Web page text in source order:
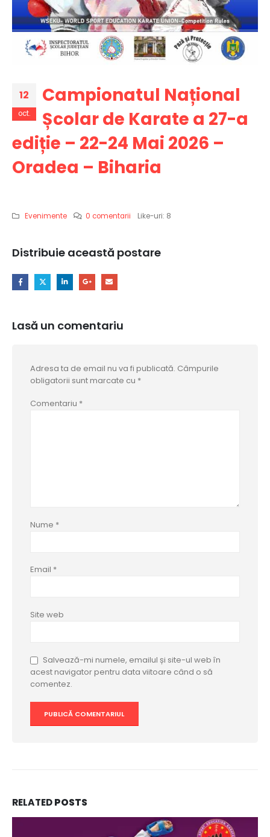
12
oct.
Campionatul Național
Școlar de Karate a 27-a
ediție – 22-24 Mai 2026 –
Oradea – Biharia
Evenimente 0 comentarii Like-uri: 8
Distribuie această postare
Lasă un comentariu
Adresa ta de email nu va fi publicată. Câmpurile
obligatorii sunt marcate cu *
Comentariu *
Nume *
Email *
Site web
Salvează-mi numele, emailul și site-ul web în
acest navigator pentru data viitoare când o să
comentez.
RELATEDPOSTS